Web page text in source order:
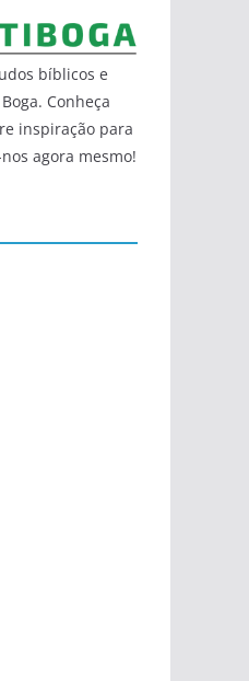
bíblicos e
Conheça
inspiração para
agora mesmo!